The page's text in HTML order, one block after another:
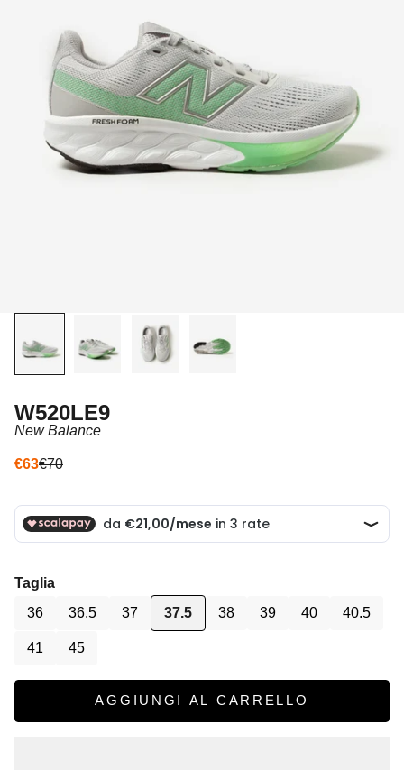
W520LE9
New Balance
Prezzo scontato
€63Prezzo
€70
Taglia
36
36.5 37 37.5 38 39 40 40.5
41 45
AGGIUNGI AL CARRELLO